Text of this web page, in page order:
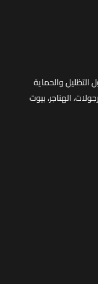
والحماية
الهناجر، بيوت